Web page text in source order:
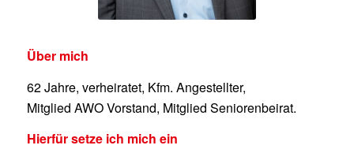
Über mich
62 Jahre, verheiratet, Kfm. Angestellter,
Mitglied AWO Vorstand, Mitglied Seniorenbeirat.
Hierfür setze ich mich ein